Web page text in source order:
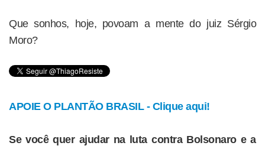
Que sonhos, hoje, povoam a mente do juiz Sérgio
Moro?
APOIE O PLANTÃO BRASIL - Clique aqui!
Se você quer ajudar na luta contra Bolsonaro e a